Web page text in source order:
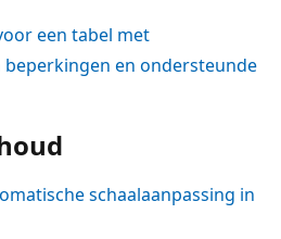
een tabel met
en ondersteunde
schaalaanpassing in